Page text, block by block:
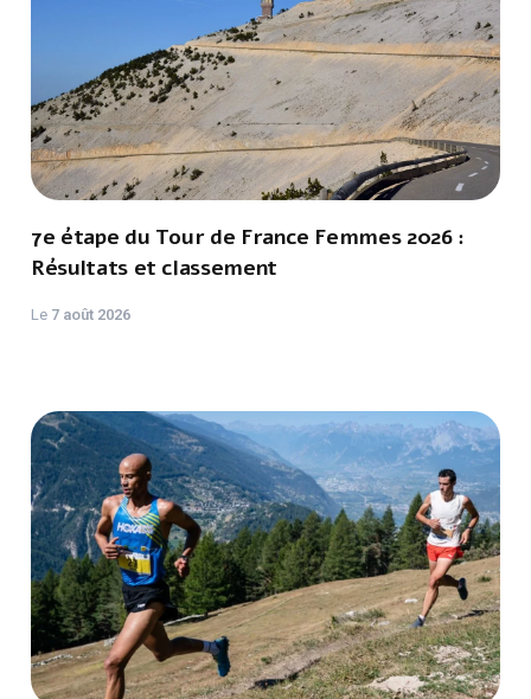
7e étape du Tour de France Femmes 2026 :
Résultats et classement
Le 7 août 2026